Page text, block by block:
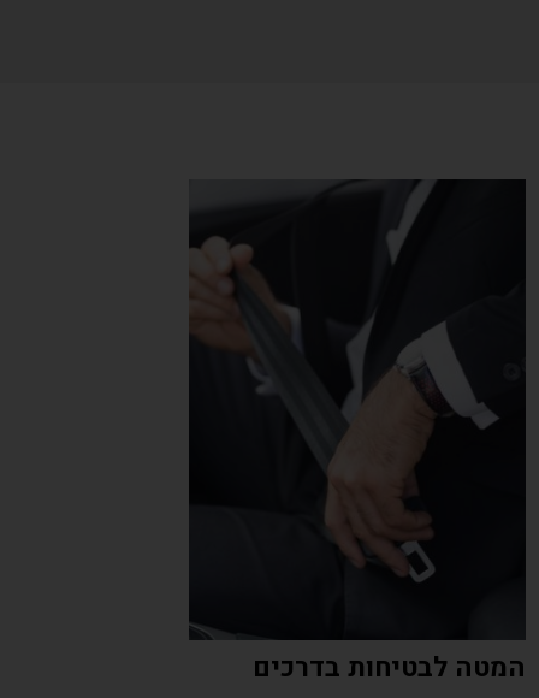
המטה לבטיחות בדרכים